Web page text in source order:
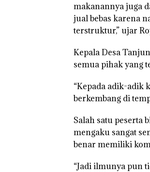
makanannya juga
jual bebas karena
terstruktur,” ujar
Kepala Desa
semua pihak yang
“Kepada adik-adik
berkembang di
Salah satu peserta
mengaku sangat
benar memiliki
“Jadi ilmunya pun